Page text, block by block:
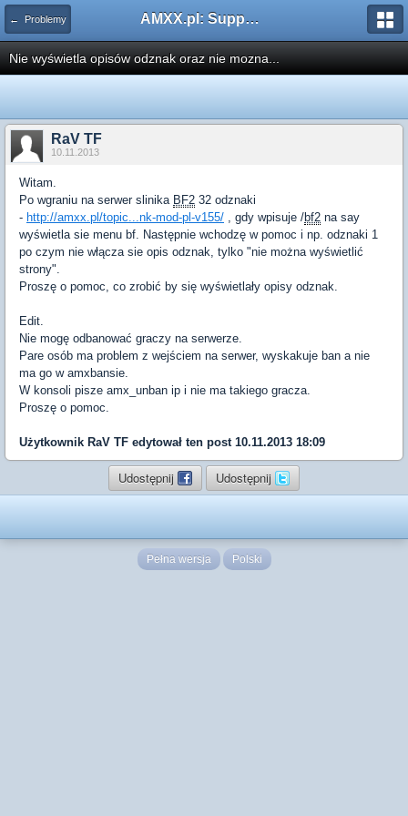
← Problemy AMXX.pl: Support AMX Mod X i SourceMod
Nie wyświetla opisów odznak oraz nie mozna...
RaV TF
10.11.2013
Witam.
Po wgraniu na serwer slinika BF2 32 odznaki
- http://amxx.pl/topic...nk-mod-pl-v155/ , gdy wpisuje /bf2 na say
wyświetla sie menu bf. Następnie wchodzę w pomoc i np. odznaki 1
po czym nie włącza sie opis odznak, tylko "nie można wyświetlić
strony".
Proszę o pomoc, co zrobić by się wyświetlały opisy odznak.
Edit.
Nie mogę odbanować graczy na serwerze.
Pare osób ma problem z wejściem na serwer, wyskakuje ban a nie
ma go w amxbansie.
W konsoli pisze amx_unban ip i nie ma takiego gracza.
Proszę o pomoc.
Użytkownik RaV TF edytował ten post 10.11.2013 18:09
Udostępnij Udostępnij
Pełna wersja Polski